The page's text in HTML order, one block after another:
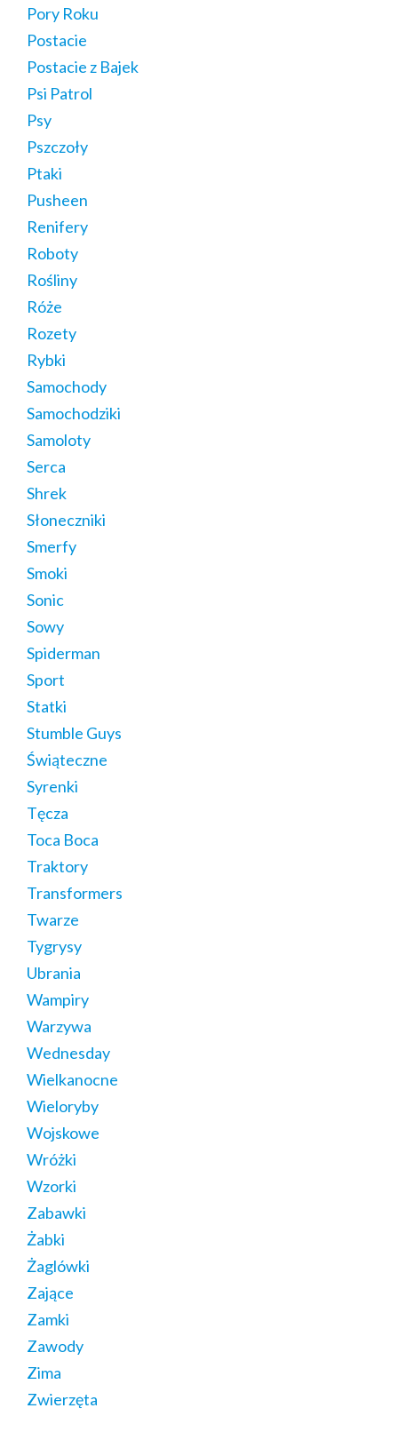
Pory Roku
Postacie
Postacie z Bajek
Psi Patrol
Psy
Pszczoły
Ptaki
Pusheen
Renifery
Roboty
Rośliny
Róże
Rozety
Rybki
Samochody
Samochodziki
Samoloty
Serca
Shrek
Słoneczniki
Smerfy
Smoki
Sonic
Sowy
Spiderman
Sport
Statki
Stumble Guys
Świąteczne
Syrenki
Tęcza
Toca Boca
Traktory
Transformers
Twarze
Tygrysy
Ubrania
Wampiry
Warzywa
Wednesday
Wielkanocne
Wieloryby
Wojskowe
Wróżki
Wzorki
Zabawki
Żabki
Żaglówki
Zające
Zamki
Zawody
Zima
Zwierzęta